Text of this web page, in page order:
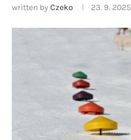
written by Czeko 23. 9. 2025